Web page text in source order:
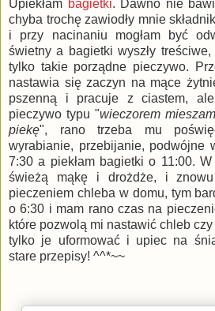
Upiekłam bagietki. Dawno nie
chyba trochę zawiodły mnie
i przy nacinaniu mogłam być
świetny a bagietki wyszły
tylko takie porządne pieczywo.
nastawia się zaczyn na mące
pszenną i pracuje z ciastem,
pieczywo typu "wieczorem
piekę", rano trzeba mu
wyrabianie, przebijanie, podwójne
7:30 a piekłam bagietki o 11:00.
świeżą mąkę i drożdże, i
pieczeniem chleba w domu, tym
o 6:30 i mam rano czas na
które pozwolą mi nastawić chleb
tylko je uformować i upiec na
stare przepisy! ^^*~~